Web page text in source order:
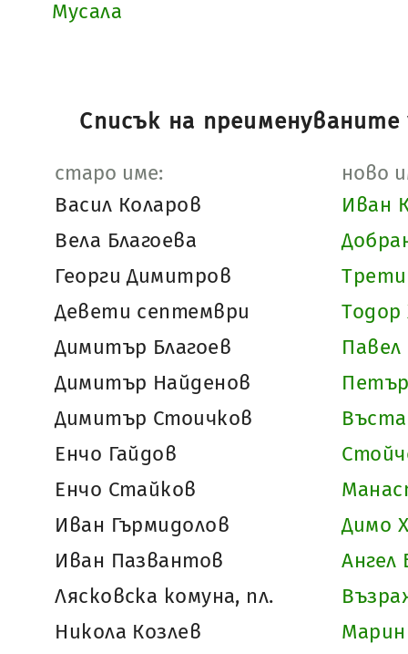
Мусала
Списък на преименуваните
старо име:
ново
Васил Коларов
Иван
Вела Благоева
Георги Димитров
Девети септември
Тодор
Димитър Благоев
Димитър Найденов
Димитър Стоичков
Енчо Гайдов
Енчо Стайков
Иван Гърмидолов
Димо
Иван Пазвантов
Ангел
Лясковска комуна, пл.
Никола Козлев